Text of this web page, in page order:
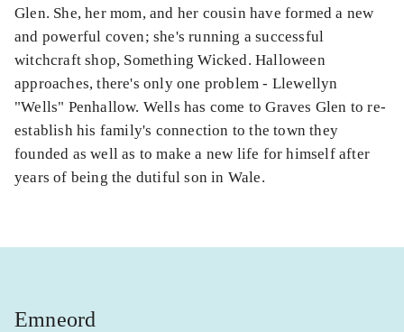
Glen. She, her mom, and her cousin have formed a new
and powerful coven; she's running a successful
witchcraft shop, Something Wicked. Halloween
approaches, there's only one problem - Llewellyn
"Wells" Penhallow. Wells has come to Graves Glen to re-
establish his family's connection to the town they
founded as well as to make a new life for himself after
years of being the dutiful son in Wale.
Emneord